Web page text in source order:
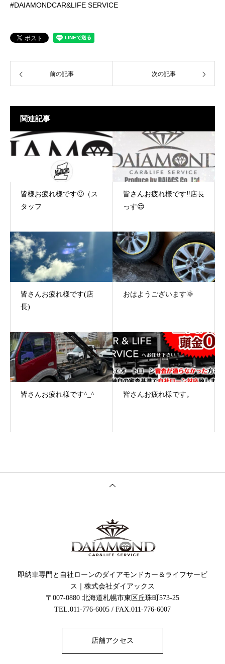
#DAIAMONDCAR&LIFE SERVICE
前の記事 次の記事
関連記事
皆様お疲れ様です🙂（ス
タッフ
皆さんお疲れ様です‼️店長
っす😌
皆さんお疲れ様です(店
長)
おはようございます🌞
皆さんお疲れ様です^_^ 皆さんお疲れ様です。
即納車専門と自社ローンのダイアモンドカー＆ライフサービ
ス｜株式会社ダイアックス
〒007-0880 北海道札幌市東区丘珠町573-25
TEL.011-776-6005 / FAX.011-776-6007
店舗アクセス